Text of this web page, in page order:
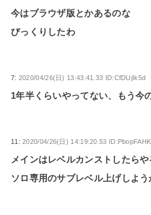
今はブラウザ版とかあるのな
びっくりしたわ
7: 2020/04/26(日) 13:43:41.33 ID:CfDUjIk5d
1年半くらいやってない、もう今
11:2020/04/26(日) 14:19:20.53
メインはレベルカンストしたら
ソロ専用のサブレベル上げしよう